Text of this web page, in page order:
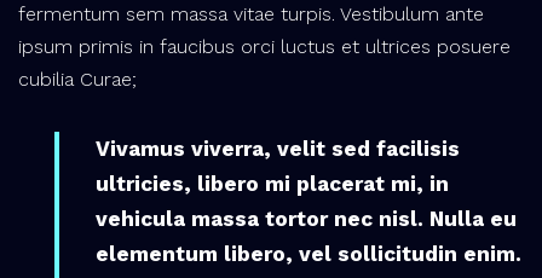
fermentum sem massa vitae turpis. Vestibulum ante
ipsum primis in faucibus orci luctus et ultrices posuere
cubilia Curae;
Vivamus viverra, velit sed facilisis
ultricies, libero mi placerat mi, in
vehicula massa tortor nec nisl. Nulla eu
elementum libero, vel sollicitudin enim.